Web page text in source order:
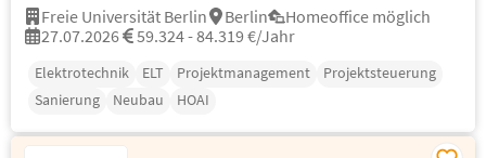
Freie Universität Berlin Berlin
Homeoffice möglich
27.07.2026
59.324 - 84.319 €/Jahr
Elektrotechnik ELT Projektmanagement
Projektsteuerung
Sanierung
Neubau HOAI